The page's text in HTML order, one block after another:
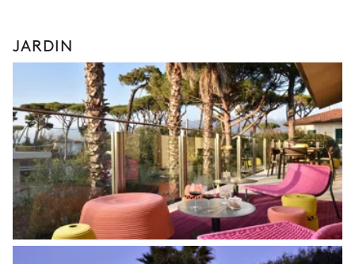
JARDIN